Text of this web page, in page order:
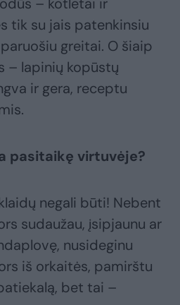
tik su jais patenkinsiu
greitai. O šiaip
– lapinių kopūstų
ir gera, receptu
pasitaikę virtuvėje?
negali būti! Nebent
sudaužau, įsipjaunu ar
nusideginu
iš orkaitės, pamirštu
bet tai –